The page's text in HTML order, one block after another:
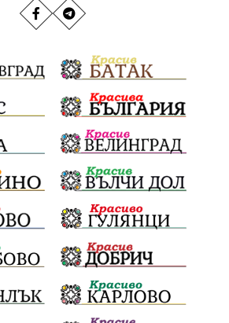
Наводнения
Струмяни Гордост
Сияна Акция Пешеходец
замърсяване
Хераклея Синтика
Украйна Измама
престъпление Великден 2025
История